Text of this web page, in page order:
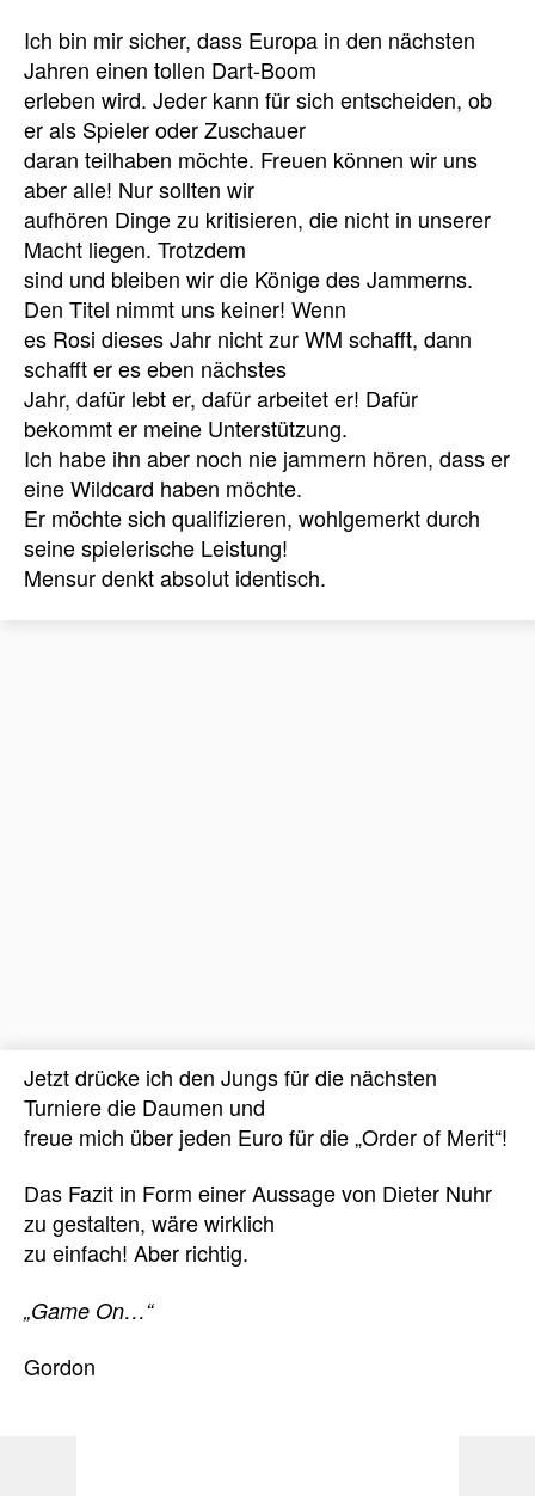
Ich bin mir sicher, dass Europa in den nächsten
Jahren einen tollen Dart-Boom
erleben wird. Jeder kann für sich entscheiden, ob
er als Spieler oder Zuschauer
daran teilhaben möchte. Freuen können wir uns
aber alle! Nur sollten wir
aufhören Dinge zu kritisieren, die nicht in unserer
Macht liegen. Trotzdem
sind und bleiben wir die Könige des Jammerns.
Den Titel nimmt uns keiner! Wenn
es Rosi dieses Jahr nicht zur WM schafft, dann
schafft er es eben nächstes
Jahr, dafür lebt er, dafür arbeitet er! Dafür
bekommt er meine Unterstützung.
Ich habe ihn aber noch nie jammern hören, dass er
eine Wildcard haben möchte.
Er möchte sich qualifizieren, wohlgemerkt durch
seine spielerische Leistung!
Mensur denkt absolut identisch.
Jetzt drücke ich den Jungs für die nächsten
Turniere die Daumen und
freue mich über jeden Euro für die „Order of Merit“!
Das Fazit in Form einer Aussage von Dieter Nuhr
zu gestalten, wäre wirklich
zu einfach! Aber richtig.
„Game On…“
Gordon